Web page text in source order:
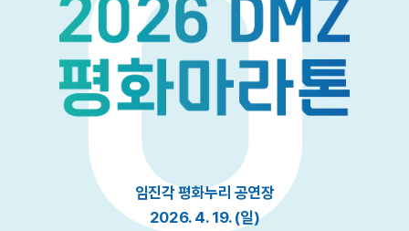
임진각 평화누리 공연장
2026. 4. 19. (일)